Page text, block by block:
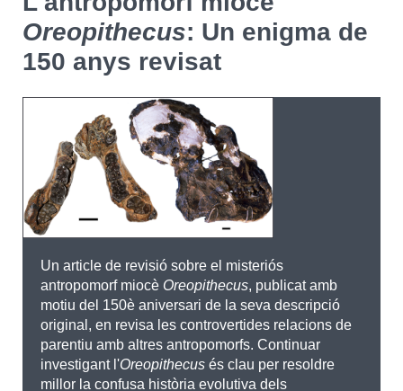
Agenda
English Español
CERCAR
Oreopithecus: Un enigma de
150 anys revisat
Un article de revisió sobre el misteriós
antropomorf miocè Oreopithecus, publicat amb
motiu del 150è aniversari de la seva descripció
original, en revisa les controvertides relacions de
parentiu amb altres antropomorfs. Continuar
investigant l'Oreopithecus és clau per resoldre
millor la confusa història evolutiva dels